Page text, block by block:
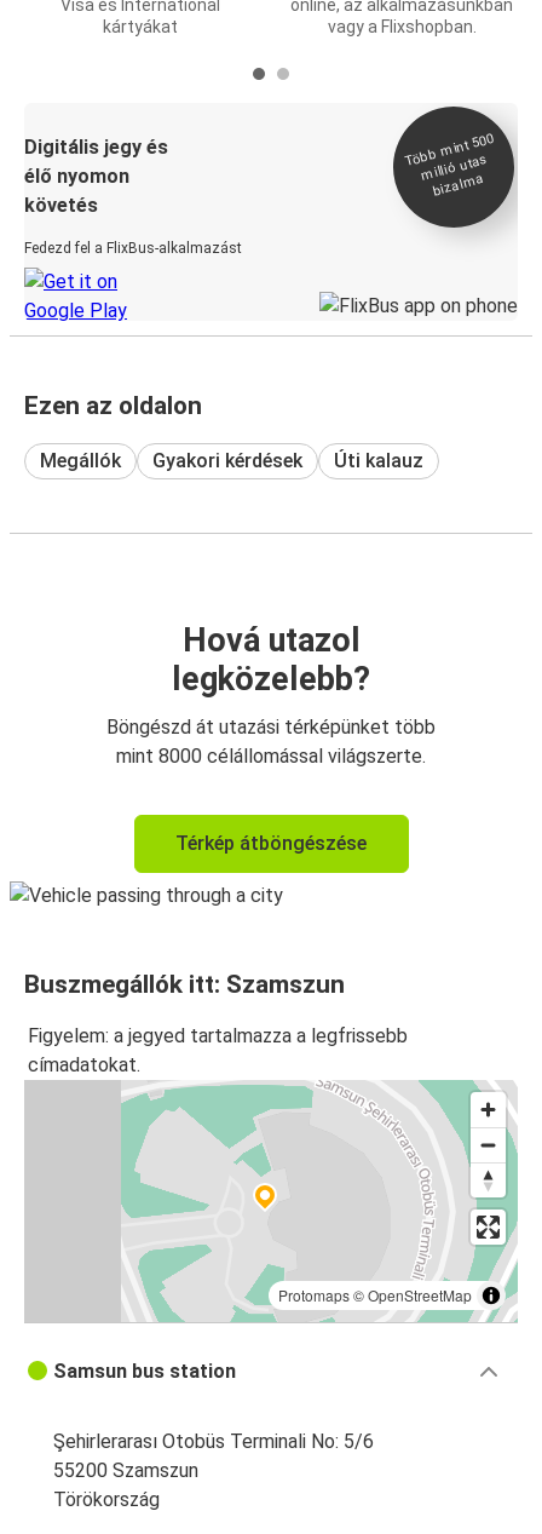
Visa és International
kártyákat
online, az alkalmazásunkban
vagy a Flixshopban.
Digitális jegy és
élő nyomon
követés
Fedezd fel a FlixBus-alkalmazást
Több
mint 500
millió utas
bizal
ma
Ezen az oldalon
Megállók Gyakori kérdések Úti kalauz
Hová utazol
legközelebb?
Böngészd át utazási térképünket több
mint 8000 célállomással világszerte.
Térkép átböngészése
Buszmegállók itt: Szamszun
Figyelem: a jegyed tartalmazza a legfrissebb
címadatokat.
Protomaps©OpenStreetMap
Samsun bus station
Şehirlerarası Otobüs Terminali No: 5/6
55200 Szamszun
Törökország